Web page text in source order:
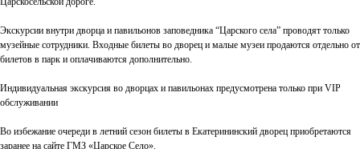
Экскурсии внутри дворца и павильонов заповедника “Царского села” проводят только
музейные сотрудники. Входные билеты во дворец и малые музеи продаются отдельно от
билетов в парк и оплачиваются дополнительно.
Индивидуальная экскурсия во дворцах и павильонах предусмотрена только при VIP
обслуживании
Во избежание очереди в летний сезон билеты в Екатерининский дворец приобретаются
заранее на сайте ГМЗ «Царское Село».